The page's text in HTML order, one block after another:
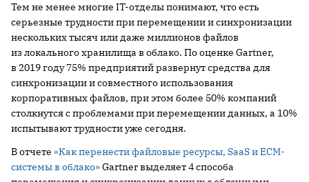
Тем не менее многие IT-отделы понимают, что есть
серьезные трудности при перемещении и синхронизации
нескольких тысяч или даже миллионов файлов
из локального хранилища в облако. По оценке Gartner,
в 2019 году 75% предприятий развернут средства для
синхронизации и совместного использования
корпоративных файлов, при этом более 50% компаний
столкнутся с проблемами при перемещении данных, а 10%
испытывают трудности уже сегодня.
В отчете «Как перенести файловые ресурсы, SaaS и ECM-
системы в облако»Gartner выделяет 4 способа